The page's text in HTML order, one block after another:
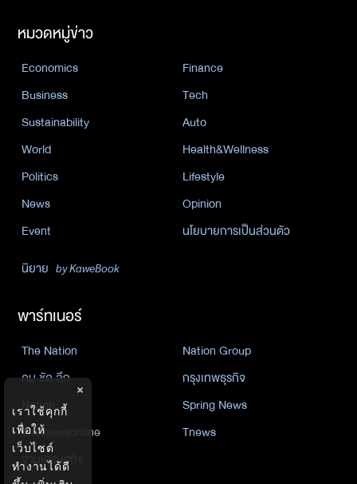
หมวดหมู่ข่าว
Economics
Finance
Business
Tech
Sustainability
Auto
World
Health&Wellness
Politics
Lifestyle
News
Opinion
Event
นโยบายการเป็นส่วนตัว
นิยาย by KaweBook
พาร์ทเนอร์
The Nation
Nation Group
คม ชัด ลึก
กรุงเทพธุรกิจ
Nation
Spring News
Thainewsonline
Tnews
ฐานเศรษฐกิจ
×
เราใช้คุกกี้
เพื่อให้
เว็บไซต์
ทำงานได้ดี